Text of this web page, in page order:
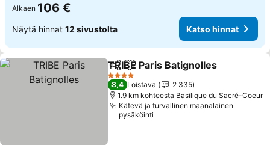
Alkaen 106 €
Näytä hinnat 12 sivustolta Katso hinnat
Jaa Lisää suosikkeihin
TRIBE Paris Batignolles
4 Tähtiluokitus
8,4 Loistava
2 335
1.9 km kohteesta Basilique du Sacré-Coeur
Kätevä ja turvallinen maanalainen
pysäköinti